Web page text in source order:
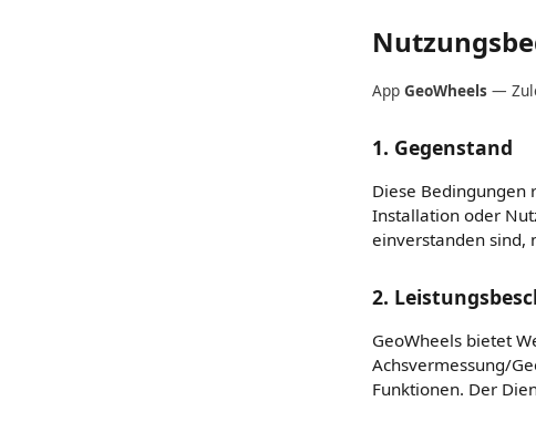
App GeoWheels —
1. Gegenstand
Diese Bedingungen
Installation oder
einverstanden sind,
2.
GeoWheels bietet
Achsvermessung/
Funktionen. Der